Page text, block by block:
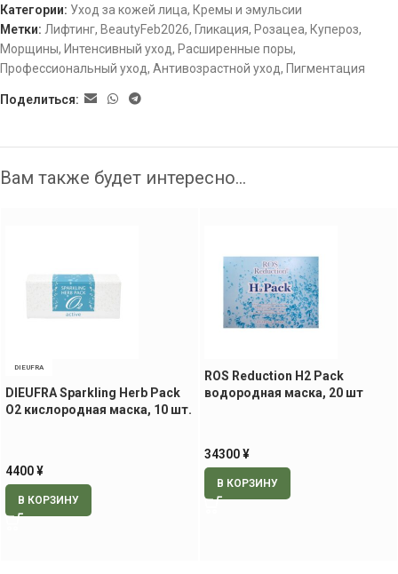
Категории: Уход за кожей лица, Кремы и эмульсии
Метки: Лифтинг, BeautyFeb2026, Гликация, Розацеа, Купероз,
Морщины, Интенсивный уход, Расширенные поры,
Профессиональный уход, Антивозрастной уход, Пигментация
Поделиться:
Вам также будет интересно…
DIEUFRA
DIEUFRA Sparkling Herb Pack
O2 кислородная маска, 10 шт.
4400¥
В КОРЗИНУ
ROS Reduction H2 Pack
водородная маска, 20 шт
34300¥
В КОРЗИНУ